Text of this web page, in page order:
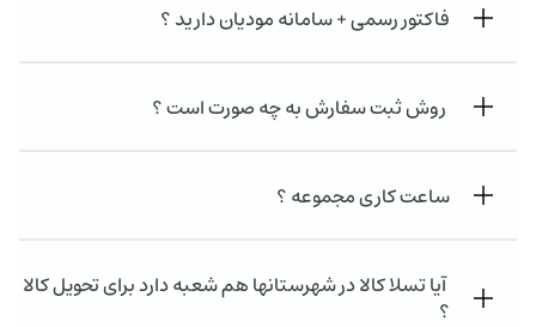
فاکتور رسمی + سامانه مودیان دارید ؟
روش ثبت سفارش به چه صورت است ؟
ساعت کاری مجموعه ؟
آیا تسلا کالا در شهرستانها هم شعبه دارد برای تحویل کالا
؟